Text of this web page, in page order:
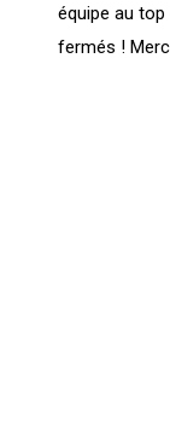
équipe au
fermés !